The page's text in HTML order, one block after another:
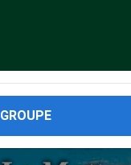
cacher Suisse